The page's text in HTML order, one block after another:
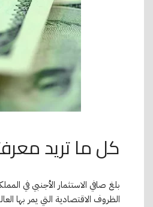
كل ما تريد
الظروف الاقتصادية التي يمر بها العالم